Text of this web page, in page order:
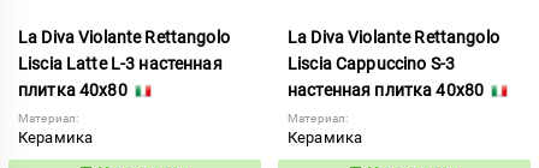
La Diva Violante Rettangolo
Liscia Latte L-3 настенная
плитка 40x80
Материал:
Керамика
La Diva Violante Rettangolo
Liscia Cappuccino S-3
настенная плитка 40x80
Материал:
Керамика